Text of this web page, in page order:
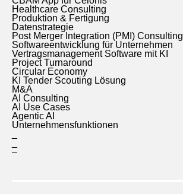
Healthcare Consulting
Produktion & Fertigung
Datenstrategie
Post Merger Integration (PMI) Consulting
Softwareentwicklung für Unternehmen
Vertragsmanagement Software mit KI
Project Turnaround
Circular Economy
KI Tender Scouting Lösung
M&A
AI Consulting
AI Use Cases
Agentic AI
Unternehmensfunktionen
–